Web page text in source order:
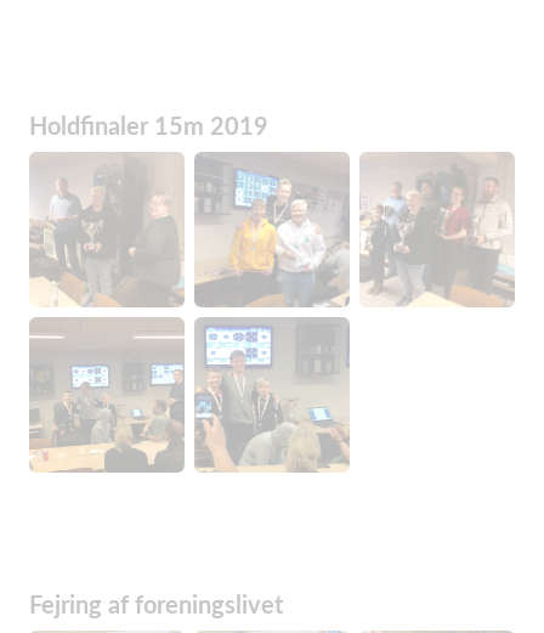
Holdfinaler 15m 2019
Fejring af foreningslivet